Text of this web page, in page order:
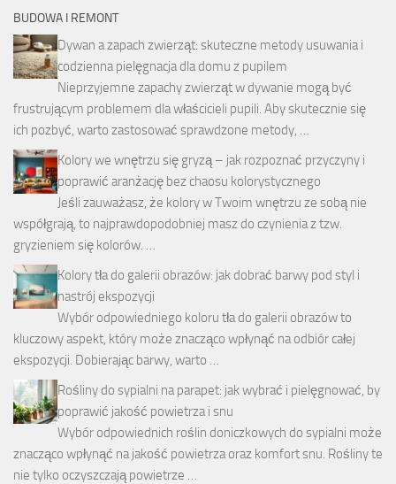
BUDOWA I REMONT
Dywan a zapach zwierząt: skuteczne metody usuwania i
codzienna pielęgnacja dla domu z pupilem
Nieprzyjemne zapachy zwierząt w dywanie mogą być
frustrującym problemem dla właścicieli pupili. Aby skutecznie się
ich pozbyć, warto zastosować sprawdzone metody, …
Kolory we wnętrzu się gryzą – jak rozpoznać przyczyny i
poprawić aranżację bez chaosu kolorystycznego
Jeśli zauważasz, że kolory w Twoim wnętrzu ze sobą nie
współgrają, to najprawdopodobniej masz do czynienia z tzw.
gryzieniem się kolorów. …
Kolory tła do galerii obrazów: jak dobrać barwy pod styl i
nastrój ekspozycji
Wybór odpowiedniego koloru tła do galerii obrazów to
kluczowy aspekt, który może znacząco wpłynąć na odbiór całej
ekspozycji. Dobierając barwy, warto …
Rośliny do sypialni na parapet: jak wybrać i pielęgnować, by
poprawić jakość powietrza i snu
Wybór odpowiednich roślin doniczkowych do sypialni może
znacząco wpłynąć na jakość powietrza oraz komfort snu. Rośliny te
nie tylko oczyszczają powietrze …